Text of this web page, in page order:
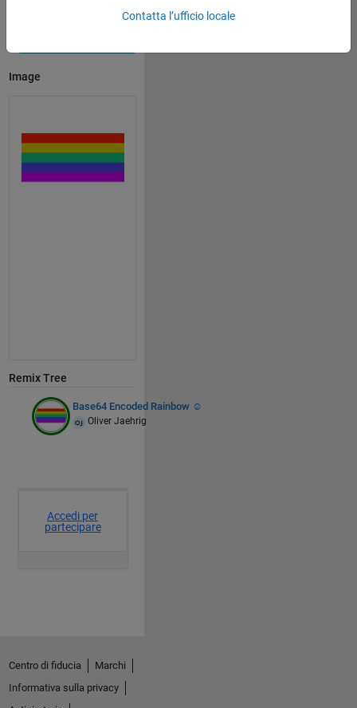
Image
Remix Tree
Base64 Encoded Rainbow ☺
Oliver Jaehrig
Contatta l’ufficio locale
Centro di fiducia
Marchi
Informativa sulla privacy